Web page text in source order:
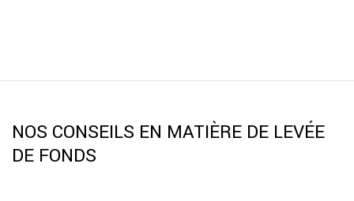
NOS CONSEILS EN MATIÈRE DE LEVÉE
DE FONDS